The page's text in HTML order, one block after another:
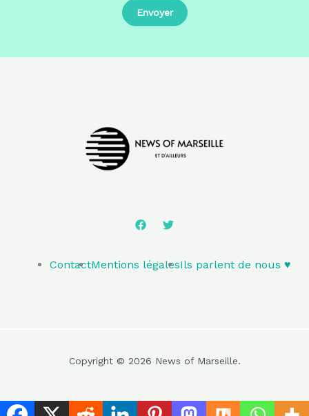
ContactMentions légalesIls parlent de nous ♥️
Copyright © 2026 News of Marseille.